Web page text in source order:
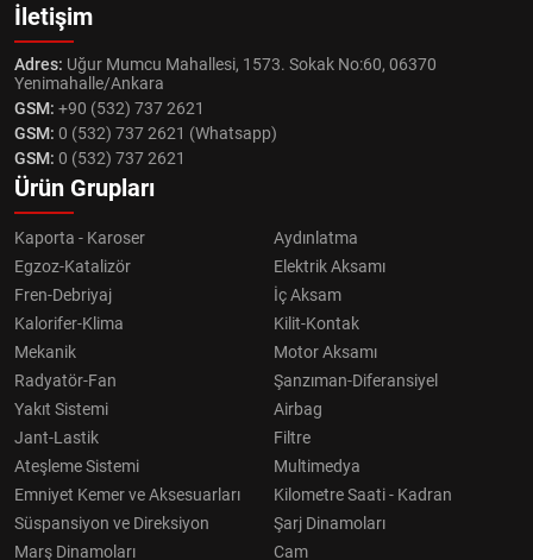
İletişim
Adres: Uğur Mumcu Mahallesi, 1573. Sokak No:60, 06370
Yenimahalle/Ankara
GSM: +90 (532) 737 2621
GSM: 0 (532) 737 2621 (Whatsapp)
GSM: 0 (532) 737 2621
Ürün Grupları
Kaporta - Karoser
Aydınlatma
Egzoz-Katalizör
Elektrik Aksamı
Fren-Debriyaj
İç Aksam
Kalorifer-Klima
Kilit-Kontak
Mekanik
Motor Aksamı
Radyatör-Fan
Şanzıman-Diferansiyel
Yakıt Sistemi
Airbag
Jant-Lastik
Filtre
Ateşleme Sistemi
Multimedya
Emniyet Kemer ve Aksesuarları
Kilometre Saati - Kadran
Süspansiyon ve Direksiyon
Şarj Dinamoları
Marş Dinamoları
Cam